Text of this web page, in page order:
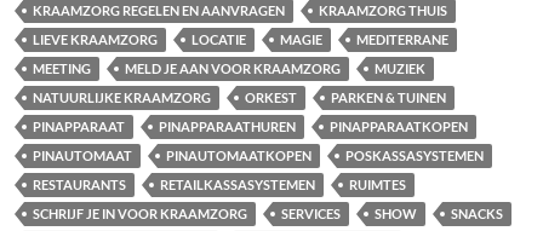
KRAAMZORG REGELEN EN AANVRAGEN
KRAAMZORG THUIS
LIEVE KRAAMZORG
LOCATIE MAGIE
MEDITERRANE
MEETING
MELD JE AAN VOOR KRAAMZORG
MUZIEK
NATUURLIJKE KRAAMZORG
ORKEST
PARKEN & TUINEN
PINAPPARAAT
PINAPPARAATHUREN
PINAPPARAATKOPEN
PINAUTOMAAT
PINAUTOMAATKOPEN
POSKASSASYSTEMEN
RESTAURANTS
RETAILKASSASYSTEMEN
RUIMTES
SCHRIJF JE IN VOOR KRAAMZORG
SERVICES SHOW
SNACKS